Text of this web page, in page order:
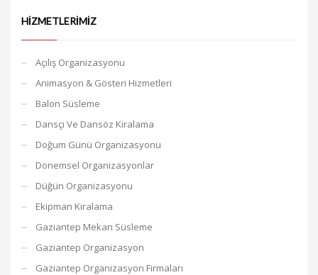
HIZMETLERIMIZ
Açılış Organizasyonu
Animasyon & Gösteri Hizmetleri
Balon Süsleme
Dansçı Ve Dansöz Kiralama
Doğum Günü Organizasyonu
Dönemsel Organizasyonlar
Düğün Organizasyonu
Ekipman Kiralama
Gaziantep Mekan Süsleme
Gaziantep Organizasyon
Gaziantep Organizasyon Firmaları